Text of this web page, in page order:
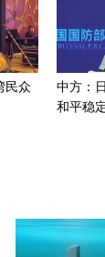
民众
中方：
和平稳